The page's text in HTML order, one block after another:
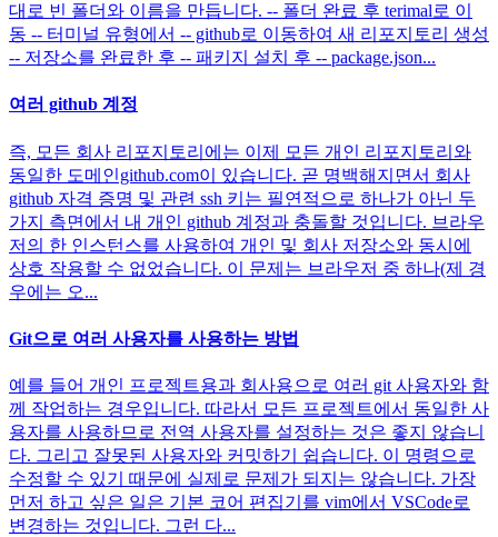
대로 빈 폴더와 이름을 만듭니다. -- 폴더 완료 후 terimal로 이
동 -- 터미널 유형에서 -- github로 이동하여 새 리포지토리 생성
-- 저장소를 완료한 후 -- 패키지 설치 후 -- package.json...
여러 github 계정
즉, 모든 회사 리포지토리에는 이제 모든 개인 리포지토리와
동일한 도메인github.com이 있습니다. 곧 명백해지면서 회사
github 자격 증명 및 관련 ssh 키는 필연적으로 하나가 아닌 두
가지 측면에서 내 개인 github 계정과 충돌할 것입니다. 브라우
저의 한 인스턴스를 사용하여 개인 및 회사 저장소와 동시에
상호 작용할 수 없었습니다. 이 문제는 브라우저 중 하나(제 경
우에는 오...
Git으로 여러 사용자를 사용하는 방법
예를 들어 개인 프로젝트용과 회사용으로 여러 git 사용자와 함
께 작업하는 경우입니다. 따라서 모든 프로젝트에서 동일한 사
용자를 사용하므로 전역 사용자를 설정하는 것은 좋지 않습니
다. 그리고 잘못된 사용자와 커밋하기 쉽습니다. 이 명령으로
수정할 수 있기 때문에 실제로 문제가 되지는 않습니다. 가장
먼저 하고 싶은 일은 기본 코어 편집기를 vim에서 VSCode로
변경하는 것입니다. 그런 다...